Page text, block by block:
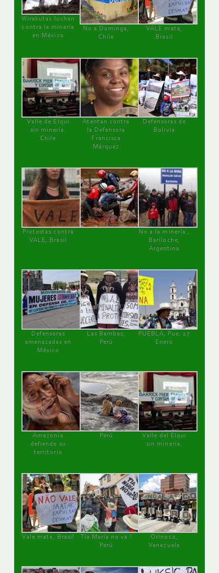
Wirakutas luchan
contra la minería
en México
No a Dominga,
Chile
VALE mata,
Brasil
Valle de Elqui
sin minería.
Chile
Atentan contra
la Defensora
Francisca
Márquez
Defensoras de
Bolivia
Protestas contra
VALE, Brasil
No a la minería ,
Bariloche,
Argentina
Defensoras
amenazadas en
México
Las Bambas,
Perú
PUEBLA, Pue, 27
Enero
Amazonía
defiende su
territorio
Perú
Valle del Elqui
sin minería.
Vale mata, Brasil
Tía María no va !
Perú
Orinoco,
Venezuela